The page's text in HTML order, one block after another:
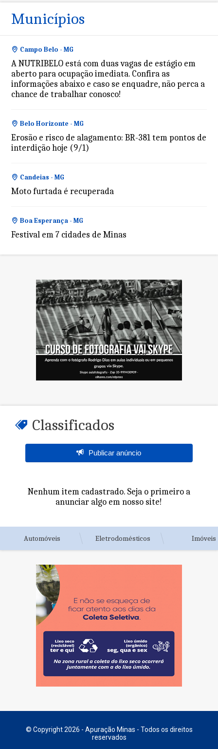
Municípios
Campo Belo - MG
A NUTRIBELO está com duas vagas de estágio em
aberto para ocupação imediata. Confira as
informações abaixo e caso se enquadre, não perca a
chance de trabalhar conosco!
Belo Horizonte - MG
Erosão e risco de alagamento: BR-381 tem pontos de
interdição hoje (9/1)
Candeias - MG
Moto furtada é recuperada
Boa Esperança - MG
Festival em 7 cidades de Minas
Classificados
Publicar anúncio
Nenhum item cadastrado. Seja o primeiro a
anunciar algo em nosso site!
Automóveis Eletrodomésticos Imóveis
© Copyright 2026 - Apuração Minas - Todos os direitos
reservados